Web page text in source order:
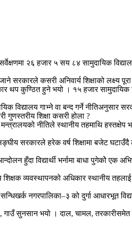
२६ हजार ५ सय ८४ सामुदायिक
सरकारले कसरी अनिवार्य शिक्षाको लक्ष्य पूरा
थप कुण्ठित हुने भयो । १५ हजार सामुदायिक
गाभ्ने वा बन्द गर्ने नीतिअनुसार
गुणस्तरीय शिक्षा कसरी होला ?
नीतिले स्थानीय तहमाथि हस्तक्षेप
सरकारले हरेक वर्ष शिक्षामा बजेट
हुँदा विद्यार्थी भर्नामा बाधा पुगेकोे एक
शिक्षक व्यवस्थापनको अधिकार स्थानीय
नगरपालिका–३ को दुर्गा आधारभूत
गाउँ सुनसान भयो । दाल, चामल, तरकारीसमेत